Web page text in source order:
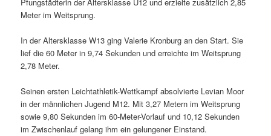
Meter im Weitsprung.
In der Altersklasse W13 ging Valerie Kronburg an den Start. Sie
lief die 60 Meter in 9,74 Sekunden und erreichte im Weitsprung
2,78 Meter.
Seinen ersten Leichtathletik-Wettkampf absolvierte Levian Moor
in der männlichen Jugend M12. Mit 3,27 Metern im Weitsprung
sowie 9,80 Sekunden im 60-Meter-Vorlauf und 10,12 Sekunden
im Zwischenlauf gelang ihm ein gelungener Einstand.